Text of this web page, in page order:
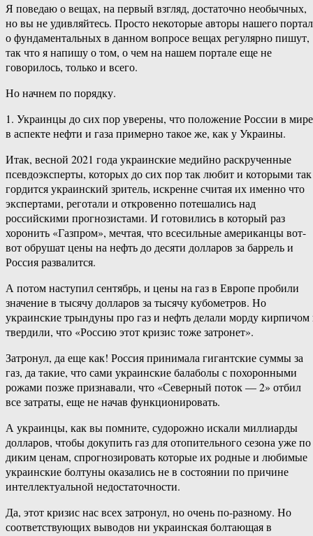
Я поведаю о вещах, на первый взгляд, достаточно необычных,
но вы не удивляйтесь. Просто некоторые авторы нашего
о фундаментальных в данном вопросе вещах регулярно пишут,
так что я напишу о том, о чем на нашем портале еще не
говорилось, только и всего.
Но начнем по порядку.
1. Украинцы до сих пор уверены, что положение России в мире
в аспекте нефти и газа примерно такое же, как у Украины.
Итак, весной 2021 года украинские медийно раскрученные
псевдоэксперты, которых до сих пор так любит и которыми так
гордится украинский зритель, искренне считая их именно что
экспертами, реготали и откровенно потешались над
российскими прогнозистами. И готовились в который раз
хоронить «Газпром», мечтая, что всесильные американцы вот-
вот обрушат цены на нефть до десяти долларов за баррель и
Россия развалится.
А потом наступил сентябрь, и цены на газ в Европе пробили
значение в тысячу долларов за тысячу кубометров. Но
украинские трындуны про газ и нефть делали морду кирпичом
твердили, что «Россию этот кризис тоже затронет».
Затронул, да еще как! Россия принимала гигантские суммы за
газ, да такие, что сами украинские балаболы с похоронными
рожами позже признавали, что «Северный поток — 2» отбил
все затраты, еще не начав функционировать.
А украинцы, как вы помните, судорожно искали миллиарды
долларов, чтобы докупить газ для отопительного сезона уже по
диким ценам, спрогнозировать которые их родные и любимые
украинские болтуны оказались не в состоянии по причине
интеллектуальной недостаточности.
Да, этот кризис нас всех затронул, но очень по-разному. Но
соответствующих выводов ни украинская болтающая в